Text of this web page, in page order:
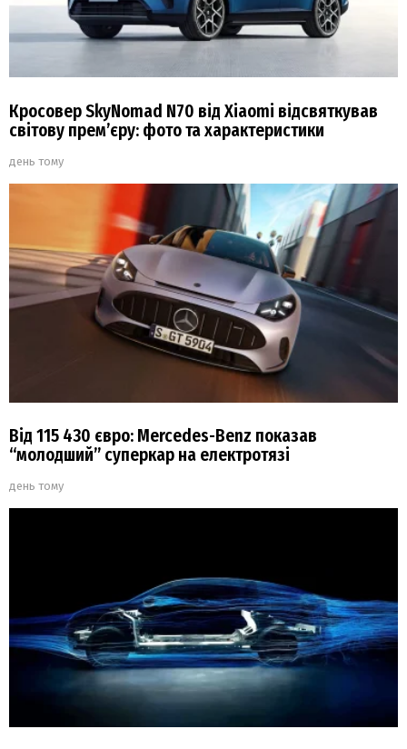
Кросовер SkyNomad N70 від Xiaomi відсвяткував
світову прем’єру: фото та характеристики
день тому
Від 115 430 євро: Mercedes-Benz показав
“молодший” суперкар на електротязі
день тому